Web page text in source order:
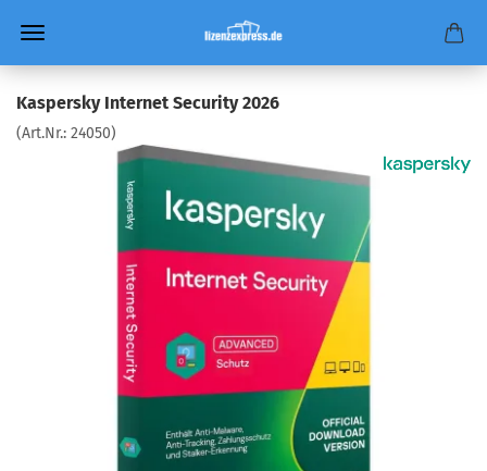
Kaspersky Internet Security 2026
(Art.Nr.: 24050)